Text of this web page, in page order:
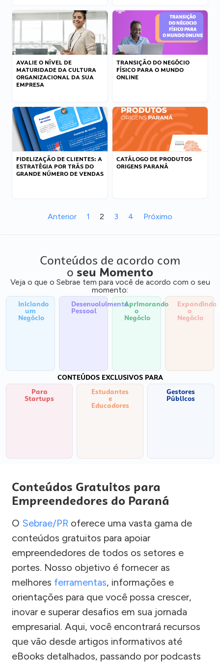
AVALIE O NÍVEL DE
MATURIDADE DA CULTURA
ORGANIZACIONAL DA SUA
EMPRESA
TRANSIÇÃO DO NEGÓCIO
FÍSICO PARA O MUNDO
ONLINE
FIDELIZAÇÃO DE CLIENTES: A
ESTRATÉGIA POR TRÁS DO
GRANDE NÚMERO DE VENDAS
CATÁLOGO DE PRODUTOS
ORIGENS PARANÁ
Anterior 1 2 3 4 Próximo
Conteúdos de acordo com
o seu Momento
Veja o que o Sebrae tem para você de acordo com o seu
momento:
Iniciando
um
Negócio
Desenvolvimento
Pessoal
Aprimorando
o
Negócio
Expandindo
o
Negócio
CONTEÚDOS EXCLUSIVOS PARA
Para
Startups
Estudantes
e
Educadores
Gestores
Públicos
Conteúdos Gratuitos para
Empreendedores do Paraná
O Sebrae/PR oferece uma vasta gama de
conteúdos gratuitos para apoiar
empreendedores de todos os setores e
portes. Nosso objetivo é fornecer as
melhores ferramentas, informações e
orientações para que você possa crescer,
inovar e superar desafios em sua jornada
empresarial. Aqui, você encontrará recursos
que vão desde artigos informativos até
eBooks detalhados, passando por podcasts